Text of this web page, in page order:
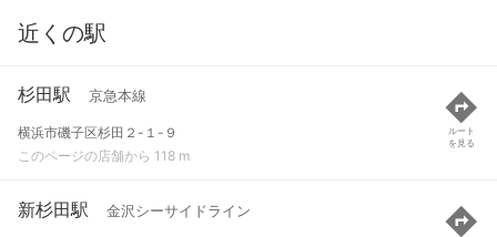
近くの駅
杉田駅 京急本線
横浜市磯子区杉田２-１-９
このページの店舗から 118 m
ルート
を見る
新杉田駅 金沢シーサイドライン